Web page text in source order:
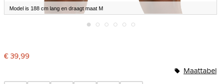
Model is 188 cm lang en draagt maat M
begin
afbeeldingen-
€ 39,99
Maattabel